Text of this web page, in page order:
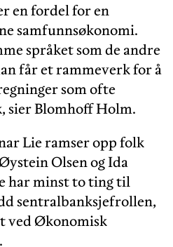
en fordel for en
samfunnsøkonomi.
språket som de andre
får et rammeverk for å
som ofte
sier Blomhoff Holm.
Lie ramser opp folk
Olsen og Ida
har minst to ting til
sentralbanksjefrollen,
ved Økonomisk